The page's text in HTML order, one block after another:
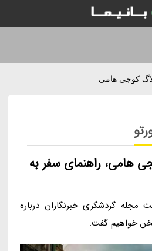
کوجی هامی
هامی، راهنمای سفر به
مجله گردشگری خبرنگاران درباره
خواهیم گفت.